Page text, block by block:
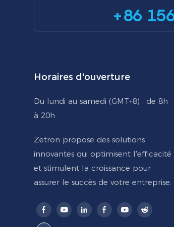
+86
Horaires d'ouverture
Du lundi au samedi (GMT+8) : de 8h
à 20h
Zetron propose des solutions
innovantes qui optimisent l'efficacité
et stimulent la croissance pour
assurer le succès de votre entreprise.